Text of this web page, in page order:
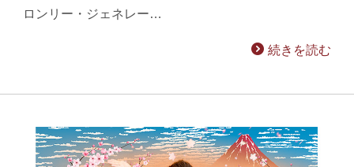
ロンリー・ジェネレー…
続きを読む